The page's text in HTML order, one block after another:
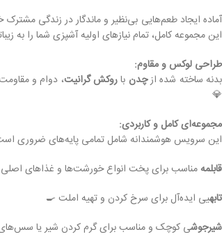
این مجموعه کامل، تمام نیازهای اولیه آشپزی شما را به
طراحی لوکس و مقاوم:
بدنه ساخته شده ازچدن باروکش گرانیت، دوام و
💎
مجموعه‌ای کامل و کاربردی:
این سرویس هوشمندانه شامل تمامی پایه‌های ضروری
قابلمه مناسب برای پخت انواع خورشت‌ها و غذاهای
تابهیی ایده‌آل برای سرخ کردن و تهیه املت 🍳
شیرجوشی کوچک و مناسب برای گرم کردن شیر یا